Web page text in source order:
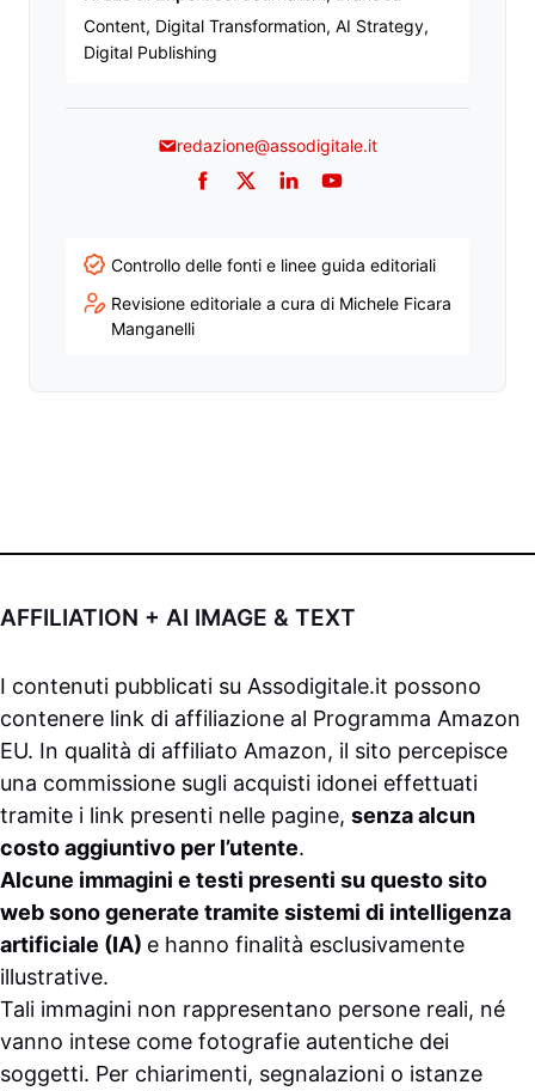
Content, Digital Transformation, AI Strategy,
Digital Publishing
redazione@assodigitale.it
Facebook
TwitterLinkedInYouTube
Controllo delle fonti e linee guida editoriali
Revisione editoriale a cura di Michele Ficara
Manganelli
AFFILIATION + AI IMAGE & TEXT
I contenuti pubblicati su Assodigitale.it possono
contenere link di affiliazione al Programma Amazon
EU. In qualità di affiliato Amazon, il sito percepisce
una commissione sugli acquisti idonei effettuati
tramite i link presenti nelle pagine, senza alcun
costo aggiuntivo per l’utente.
Alcune immagini e testi presenti su questo sito
web sono generate tramite sistemi di intelligenza
artificiale (IA) e hanno finalità esclusivamente
illustrative.
Tali immagini non rappresentano persone reali, né
vanno intese come fotografie autentiche dei
soggetti. Per chiarimenti, segnalazioni o istanze